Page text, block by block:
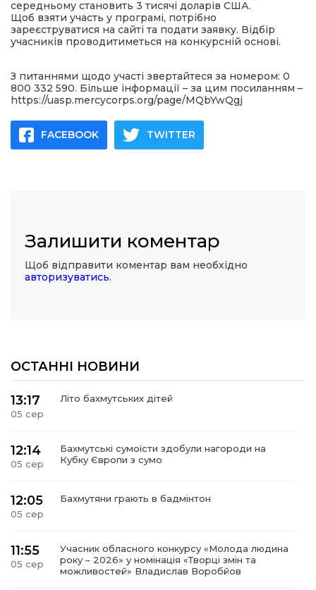
середньому становить 3 тисячі доларів США.
Щоб взяти участь у програмі, потрібно
зареєструватися на сайті та подати заявку. Відбір
учасників проводитиметься на конкурсній основі.
З питаннями щодо участі звертайтеся за номером: 0
800 332 590. Більше інформації – за цим посиланням –
https://uasp.mercycorps.org/page/MQbYwQgj
FACEBOOK TWITTER
Залишити коментар
Щоб відправити коментар вам необхідно
авторизуватись.
ОСТАННІ НОВИНИ
13:17
05 сер
Літо бахмутських дітей
12:14
05 сер
Бахмутські сумоїсти здобули нагороди на
Кубку Європи з сумо
12:05
05 сер
Бахмутяни грають в бадмінтон
11:55
05 сер
Учасник обласного конкурсу «Молода людина
року – 2026» у номінація «Творці змін та
можливостей» Владислав Воробйов